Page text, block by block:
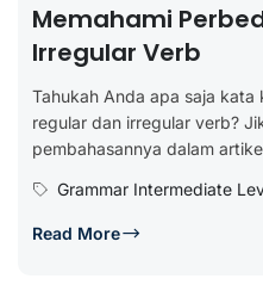
Memahami
Irregular Verb
Tahukah Anda apa saja
regular dan irregular verb?
pembahasannya dalam
Grammar Intermediate
Read More